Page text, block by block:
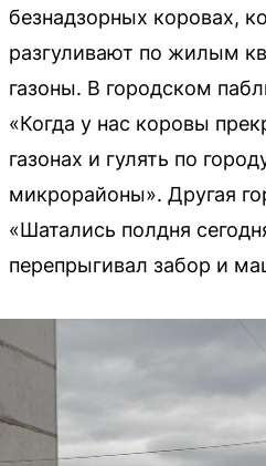
безнадзорных коровах,
разгуливают по жилым
газоны. В городском
«Когда у нас коровы
газонах и гулять по
микрорайоны». Другая
«Шатались полдня
перепрыгивал забор и